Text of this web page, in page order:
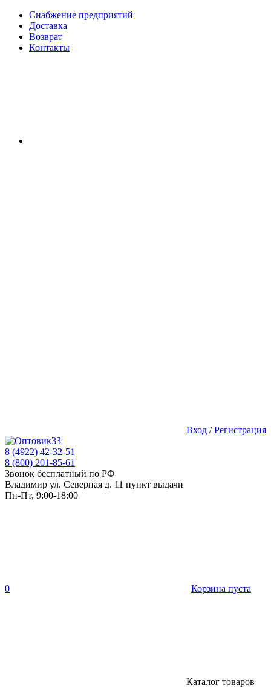
Снабжение предприятий
Доставка
Возврат
Контакты
Вход /Регистрация
8 (4922) 42-32-51
8 (800) 201-85-61
Звонок бесплатный по РФ
Владимир ул. Северная д. 11 пункт выдачи
Пн-Пт, 9:00-18:00
0 Корзина пуста
Каталог товаров